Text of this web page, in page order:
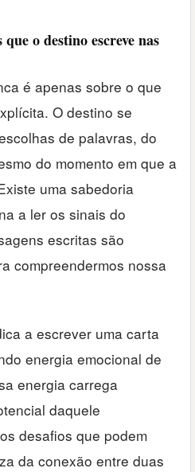
o destino escreve nas
é apenas sobre o que
O destino se
de palavras, do
do momento em que a
uma sabedoria
a ler os sinais do
escritas são
compreendermos nossa
a escrever uma carta
energia emocional de
energia carrega
daquele
desafios que podem
da conexão entre duas